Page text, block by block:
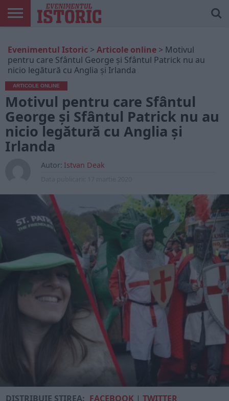
ONLINE
EDIȚII
TIPĂRITE
ISTORIC
PLAY
CONTUL
MEU
Evenimentul Istoric > Articole online > Motivul
pentru care Sfântul George și Sfântul Patrick nu au
nicio legătură cu Anglia și Irlanda
ARTICOLE ONLINE
Motivul pentru care Sfântul
George și Sfântul Patrick nu au
nicio legătură cu Anglia și
Irlanda
Autor: Istvan Deak
DISTRIBUIE ȘTIREA: FACEBOOK |TWITTER